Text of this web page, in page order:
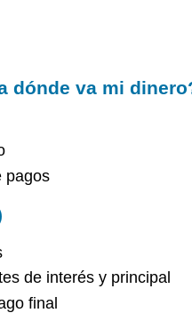
dónde va mi
pagos
de interés y principal
final